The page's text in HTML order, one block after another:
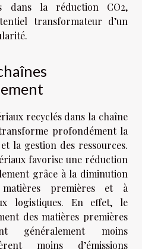
dans la réduction CO2,
transformateur d’un
recyclés dans la chaîne
profondément la
la gestion des ressources.
favorise une réduction
grâce à la diminution
premières et à
logistiques. En effet, le
des matières premières
généralement moins
moins d’émissions